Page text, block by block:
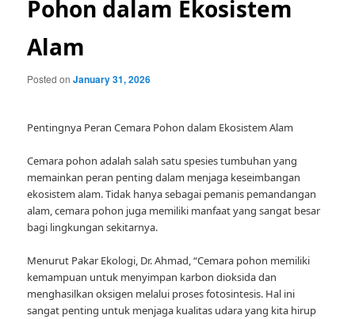
Pohon dalam Ekosistem
Alam
Posted onJanuary 31, 2026
Pentingnya Peran Cemara Pohon dalam Ekosistem Alam
Cemara pohon adalah salah satu spesies tumbuhan yang
memainkan peran penting dalam menjaga keseimbangan
ekosistem alam. Tidak hanya sebagai pemanis pemandangan
alam, cemara pohon juga memiliki manfaat yang sangat besar
bagi lingkungan sekitarnya.
Menurut Pakar Ekologi, Dr. Ahmad, “Cemara pohon memiliki
kemampuan untuk menyimpan karbon dioksida dan
menghasilkan oksigen melalui proses fotosintesis. Hal ini
sangat penting untuk menjaga kualitas udara yang kita hirup